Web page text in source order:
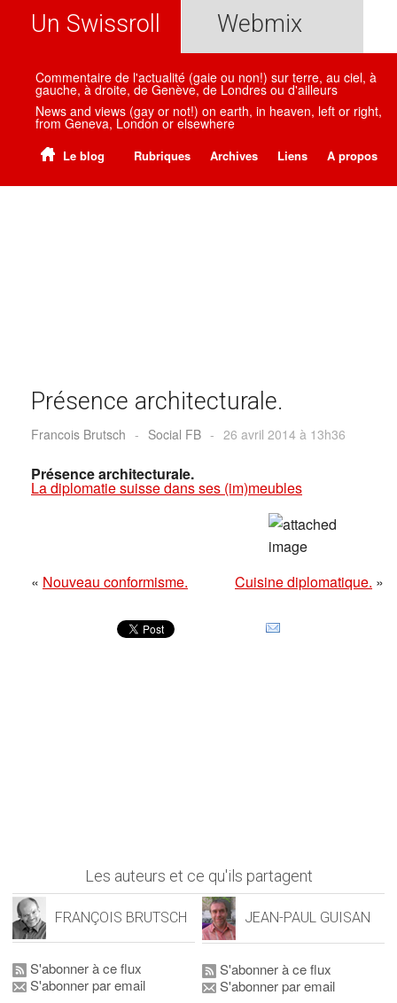
Un Swissroll Webmix
Commentaire de l'actualité (gaie ou non!) sur terre, au ciel, à
gauche, à droite, de Genève, de Londres ou d'ailleurs
News and views (gay or not!) on earth, in heaven, left or right,
from Geneva, London or elsewhere
Le blog Rubriques Archives Liens A propos
Présence architecturale.
Francois Brutsch - Social FB - 26 avril 2014 à 13h36
Présence architecturale.
La diplomatie suisse dans ses (im)meubles
« Nouveau conformisme. Cuisine diplomatique. »
Les auteurs et ce qu'ils partagent
FRANÇOIS BRUTSCH
S'abonner à ce flux
S'abonner par email
JEAN-PAUL GUISAN
S'abonner à ce flux
S'abonner par email